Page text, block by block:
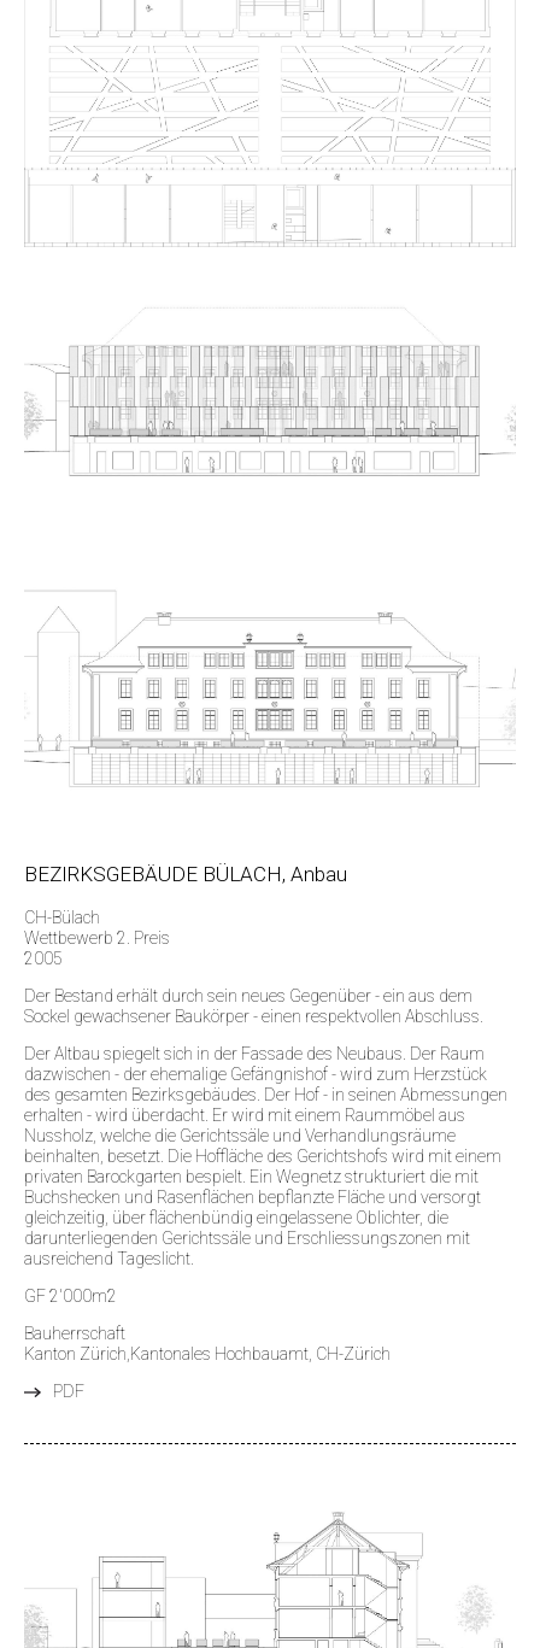
BEZIRKSGEBÄUDE BÜLACH, Anbau
CH-Bülach
Wettbewerb 2. Preis
2005
Der Bestand erhält durch sein neues Gegenüber - ein aus dem
Sockel gewachsener Baukörper - einen respektvollen Abschluss.
Der Altbau spiegelt sich in der Fassade des Neubaus. Der Raum
dazwischen - der ehemalige Gefängnishof - wird zum Herzstück
des gesamten Bezirksgebäudes. Der Hof - in seinen Abmessungen
erhalten - wird überdacht. Er wird mit einem Raummöbel aus
Nussholz, welche die Gerichtssäle und Verhandlungsräume
beinhalten, besetzt. Die Hoffläche des Gerichtshofs wird mit einem
privaten Barockgarten bespielt. Ein Wegnetz strukturiert die mit
Buchshecken und Rasenflächen bepflanzte Fläche und versorgt
gleichzeitig, über flächenbündig eingelassene Oblichter, die
darunterliegenden Gerichtssäle und Erschliessungszonen mit
ausreichend Tageslicht.
GF 2'000m2
Bauherrschaft
Kanton Zürich,Kantonales Hochbauamt, CH-Zürich
PDF